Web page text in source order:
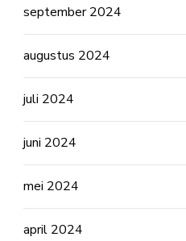
september 2024
augustus 2024
juli 2024
juni 2024
mei 2024
april 2024